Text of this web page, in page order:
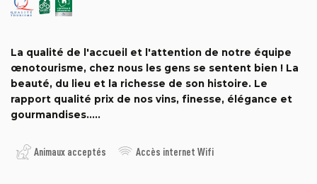
SUD DE FRANCE DÉVELOPPEMENT
La qualité de l'accueil et l'attention de notre équipe
œnotourisme, chez nous les gens se sentent bien ! La
beauté, du lieu et la richesse de son histoire. Le
rapport qualité prix de nos vins, finesse, élégance et
gourmandises.....
Animaux acceptés Accès internet Wifi